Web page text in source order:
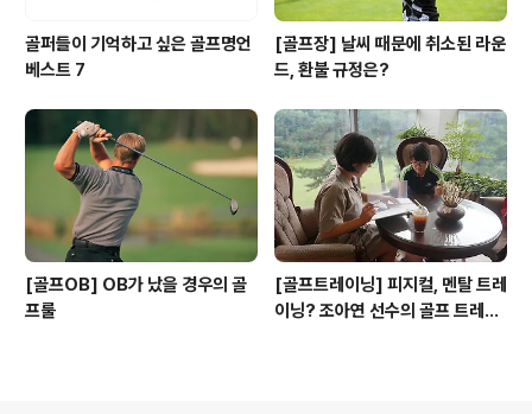
골퍼들이 기억하고 싶은 골프명언
베스트 7
[골프장] 날씨 때문에 취소된 라운
드, 환불 규정은?
[골프OB] OB가 났을 경우의 골
프룰
[골프트레이닝] 피지컬, 멘탈 트레
이닝? 조아연 선수의 골프 트레이